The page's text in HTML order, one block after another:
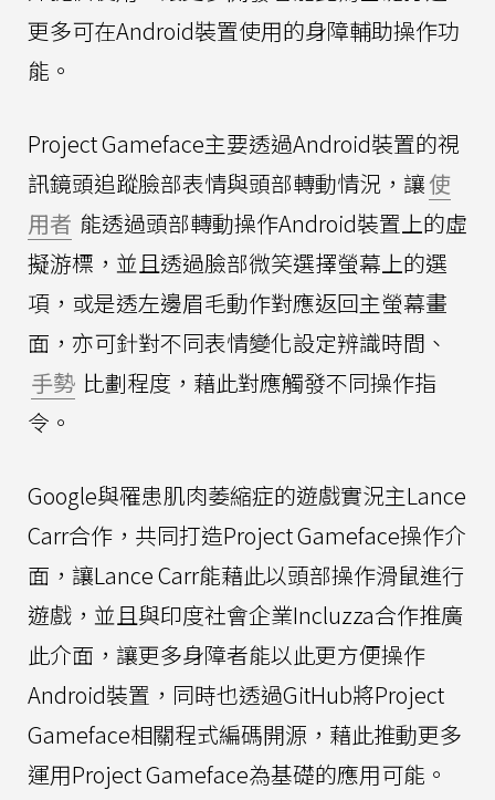
更多可在Android裝置使用的身障輔助操作功
能。
Project Gameface主要透過Android裝置的視
訊鏡頭追蹤臉部表情與頭部轉動情況，讓使
用者 能透過頭部轉動操作Android裝置上的虛
擬游標，並且透過臉部微笑選擇螢幕上的選
項，或是透左邊眉毛動作對應返回主螢幕畫
面，亦可針對不同表情變化設定辨識時間、
手勢 比劃程度，藉此對應觸發不同操作指
令。
Google與罹患肌肉萎縮症的遊戲實況主Lance
Carr合作，共同打造Project Gameface操作介
面，讓Lance Carr能藉此以頭部操作滑鼠進行
遊戲，並且與印度社會企業Incluzza合作推廣
此介面，讓更多身障者能以此更方便操作
Android裝置，同時也透過GitHub將Project
Gameface相關程式編碼開源，藉此推動更多
運用Project Gameface為基礎的應用可能。